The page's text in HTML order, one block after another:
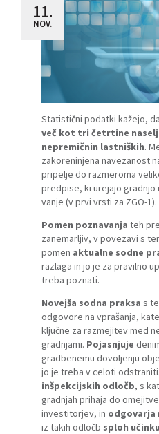
11.
NOV.
Statistični podatki kažejo,
več kot tri četrtine
nepremičnin lastniških.
zakoreninjena navezanost
pripelje do razmeroma
predpise, ki urejajo gradnjo
vanje (v prvi vrsti za ZGO-1).
Pomen poznavanja teh
zanemarljiv, v povezavi s
pomen aktualne sodne
razlaga in jo je za pravilno
treba poznati.
Novejša sodna praksa s
odgovore na vprašanja,
ključne za razmejitev med
gradnjami. Pojasnjuje
gradbenemu dovoljenju
jo je treba v celoti odstraniti.
inšpekcijskih odločb, s
gradnjah prihaja do
investitorjev, in odgovarja
iz takih odločb sploh